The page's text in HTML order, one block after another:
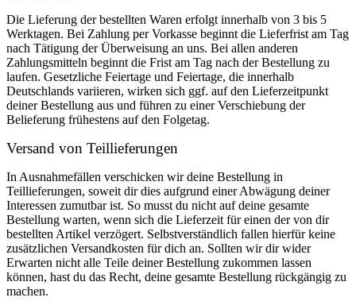
Die Lieferung der bestellten Waren erfolgt innerhalb von 3 bis 5
Werktagen. Bei Zahlung per Vorkasse beginnt die Lieferfrist am Tag
nach Tätigung der Überweisung an uns. Bei allen anderen
Zahlungsmitteln beginnt die Frist am Tag nach der Bestellung zu
laufen. Gesetzliche Feiertage und Feiertage, die innerhalb
Deutschlands variieren, wirken sich ggf. auf den Lieferzeitpunkt
deiner Bestellung aus und führen zu einer Verschiebung der
Belieferung frühestens auf den Folgetag.
Versand von Teillieferungen
In Ausnahmefällen verschicken wir deine Bestellung in
Teillieferungen, soweit dir dies aufgrund einer Abwägung deiner
Interessen zumutbar ist. So musst du nicht auf deine gesamte
Bestellung warten, wenn sich die Lieferzeit für einen der von dir
bestellten Artikel verzögert. Selbstverständlich fallen hierfür keine
zusätzlichen Versandkosten für dich an. Sollten wir dir wider
Erwarten nicht alle Teile deiner Bestellung zukommen lassen
können, hast du das Recht, deine gesamte Bestellung rückgängig zu
machen.